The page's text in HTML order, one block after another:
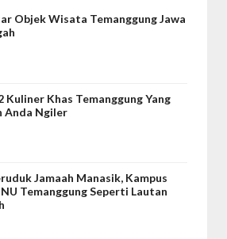
Objek Wisata Temanggung Jawa
Kuliner Khas Temanggung Yang
Anda Ngiler
Jamaah Manasik, Kampus
Temanggung Seperti Lautan